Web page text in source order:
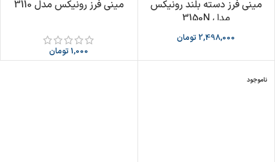
مینی فرز دسته بلند رونیکس
مدل 3150N
2,498,000 تومان
مینی فرز رونیکس مدل 3110
1,000 تومان
ناموجود